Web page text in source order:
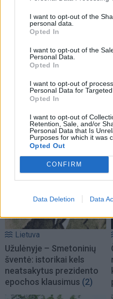
I want to opt-out of the
personal data.
Opted In
I want to opt-out of the
Personal Data.
Opted In
I want to opt-out of
Personal Data for Targeted
Opted In
I want to opt-out of
Retention, Sale, and/or
Personal Data that Is
Purposes for which it was
Opted Out
CONFIRM
Data Deletion Data
TAIP PAT
Lietuva
Užulėnyje – Smetoninių
šventė: istorikai kels
neatsakytus prezidento
epochos klausimus (2)